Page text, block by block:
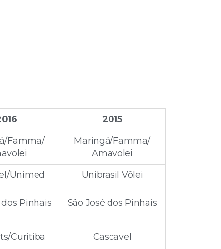
2015
Famma/
Maringá/Famma/
Amavolei
Unimed
Unibrasil Vôlei
dos Pinhais São José dos Pinhais
Curitiba Cascavel